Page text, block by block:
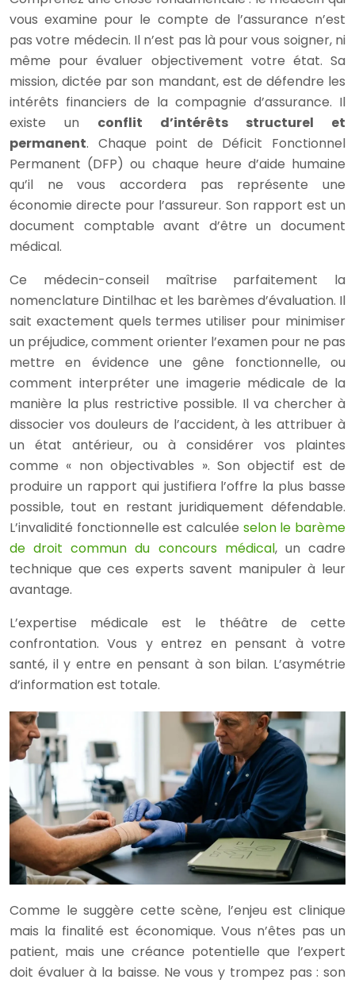
vous examine pour le compte de l’assurance n’est
pas votre médecin. Il n’est pas là pour vous soigner, ni
même pour évaluer objectivement votre état. Sa
mission, dictée par son mandant, est de défendre les
intérêts financiers de la compagnie d’assurance. Il
existe un conflit d’intérêts structurel et
permanent. Chaque point de Déficit Fonctionnel
Permanent (DFP) ou chaque heure d’aide humaine
qu’il ne vous accordera pas représente une
économie directe pour l’assureur. Son rapport est un
document comptable avant d’être un document
médical.
Ce médecin-conseil maîtrise parfaitement la
nomenclature Dintilhac et les barèmes d’évaluation. Il
sait exactement quels termes utiliser pour minimiser
un préjudice, comment orienter l’examen pour ne pas
mettre en évidence une gêne fonctionnelle, ou
comment interpréter une imagerie médicale de la
manière la plus restrictive possible. Il va chercher à
dissocier vos douleurs de l’accident, à les attribuer à
un état antérieur, ou à considérer vos plaintes
comme « non objectivables ». Son objectif est de
produire un rapport qui justifiera l’offre la plus basse
possible, tout en restant juridiquement défendable.
L’invalidité fonctionnelle est calculée selon le barème
de droit commun du concours médical, un cadre
technique que ces experts savent manipuler à leur
avantage.
L’expertise médicale est le théâtre de cette
confrontation. Vous y entrez en pensant à votre
santé, il y entre en pensant à son bilan. L’asymétrie
d’information est totale.
Comme le suggère cette scène, l’enjeu est clinique
mais la finalité est économique. Vous n’êtes pas un
patient, mais une créance potentielle que l’expert
doit évaluer à la baisse. Ne vous y trompez pas : son